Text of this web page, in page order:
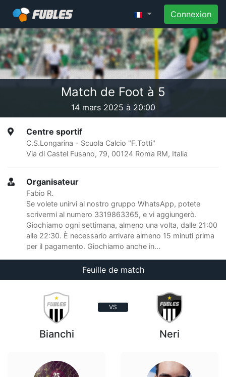
Connexion
Match de Foot à 5
14 mars 2025 à 20:00
Centre sportif
C.S.Longarina - Scuola Calcio "F.Totti"
Via di Castel Fusano, 79, 00124 Roma RM, Italia
Organisateur
Fabio R.
Se volete unirvi al nostro gruppo WhatsApp, potete
scrivermi al numero 3319863365, e vi aggiungerò.
Giochiamo ogni settimana, almeno una volta, dalle 21:00
alle 22:30. È necessario arrivare almeno 15 minuti prima
per il pagamento. Giochiamo anche in...
Feuille de match
VS
Bianchi Neri